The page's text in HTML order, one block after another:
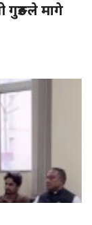
गुरुङले मागे